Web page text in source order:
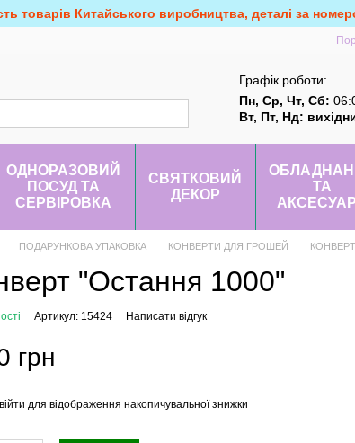
товарів Китайського виробництва, деталі за
Графік роботи:
Пн, Ср, Чт, Сб:
Вт, Пт, Нд:
ОДНОРАЗОВИЙ
ПОСУД ТА
СЕРВІРОВКА
СВЯТКОВИЙ
ДЕКОР
ТА
ПОДАРУНКОВА УПАКОВКА КОНВЕРТИ ДЛЯ ГРОШЕЙ
"Остання 1000"
Артикул: 15424 Написати відгук
грн
для відображення накопичувальної знижки